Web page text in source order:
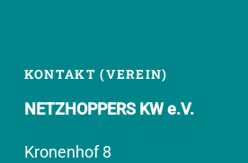
KONTAKT (VEREIN)
NETZHOPPERS KW e.V.
Kronenhof 8